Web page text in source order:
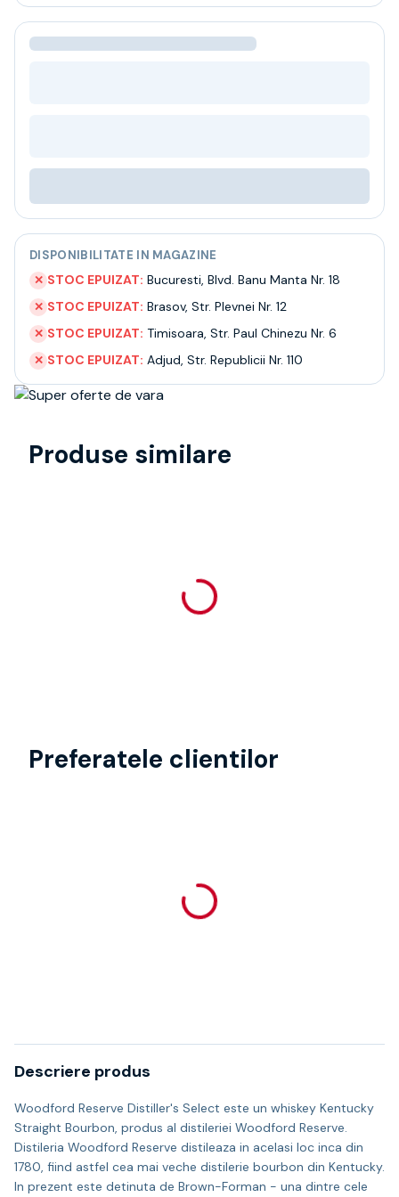
Ceai
Bacanie
Despre noi
Livrare
Termeni si conditii
Politica de confidentialitate
Intrebari frecvente
DISPONIBILITATE IN MAGAZINE
✕ STOC EPUIZAT: Bucuresti, Blvd. Banu Manta Nr. 18
✕ STOC EPUIZAT: Brasov, Str. Plevnei Nr. 12
✕ STOC EPUIZAT: Timisoara, Str. Paul Chinezu Nr. 6
✕ STOC EPUIZAT: Adjud, Str. Republicii Nr. 110
Produse similare
Preferatele clientilor
Descriere produs
Woodford Reserve Distiller's Select este un whiskey Kentucky
Straight Bourbon, produs al distileriei Woodford Reserve.
Distileria Woodford Reserve distileaza in acelasi loc inca din
1780, fiind astfel cea mai veche distilerie bourbon din Kentucky.
In prezent este detinuta de Brown-Forman - una dintre cele